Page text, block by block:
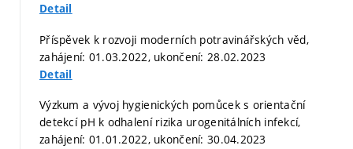
Detail
Příspěvek k rozvoji moderních potravinářských věd,
zahájení: 01.03.2022, ukončení: 28.02.2023
Detail
Výzkum a vývoj hygienických pomůcek s orientační
detekcí pH k odhalení rizika urogenitálních infekcí,
zahájení: 01.01.2022, ukončení: 30.04.2023